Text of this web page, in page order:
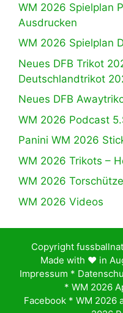
WM 2026 Spielplan
Ausdrucken
WM 2026 Spielplan
Neues DFB Trikot
Deutschlandtrikot
Neues DFB
WM 2026 Podcast
Panini WM 2026
WM 2026 Trikots –
WM 2026
WM 2026 Videos
Copyright
Made with ♥️ in
Impressum *
* WM 2026
Facebook * WM 2026